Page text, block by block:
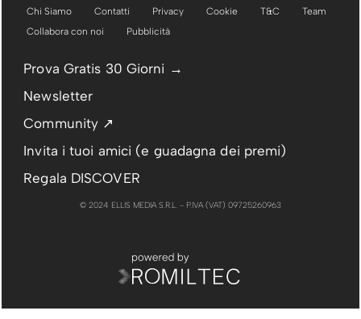
Chi Siamo Contatti Privacy Cookie T&C
Team
Collabora con noi
Pubblicità
Prova Gratis 30 Giorni →
Newsletter
Community ↗
Invita i tuoi amici (e guadagna dei premi)
Regala DISCOVER
© 2024 ELLIS MEDIA S.R.L. - P.IVA (VAT) 09725260963